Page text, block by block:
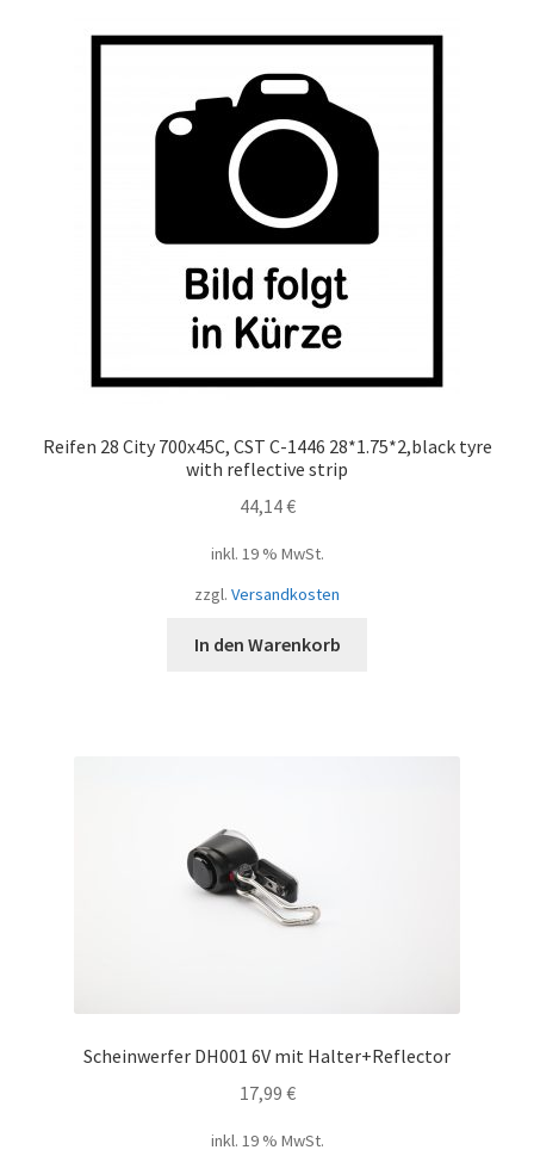
Reifen 28 City 700x45C, CST C-1446 28*1.75*2,black tyre
with reflective strip
44,14€
inkl. 19 % MwSt.
zzgl. Versandkosten
In den Warenkorb
Scheinwerfer DH001 6V mit Halter+Reflector
17,99 €
inkl. 19 % MwSt.